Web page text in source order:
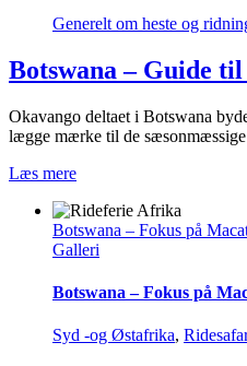
Generelt om heste og
Botswana – Guide
Okavango deltaet i Botswana
lægge mærke til de
Læs mere
Botswana – Fokus på
Galleri
Botswana – Fokus på
Syd -og Østafrika,